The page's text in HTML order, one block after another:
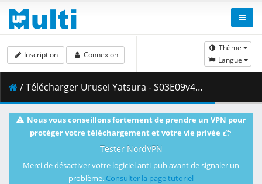
Thème
Langue
Inscription Connexion
/ Télécharger Urusei Yatsura - S03E09v420 - 1080p WEB H.264 -NanDesuKa (HIDIVE).mkv.002 ( 446.74 MB )
Nous vous conseillons fortement de prendre un VPN pour
protéger votre téléchargement et votre vie privée
Tester NordVPN
Merci de désactiver votre logiciel anti-pub avant de signaler un
problème. Consulter la page tutoriel